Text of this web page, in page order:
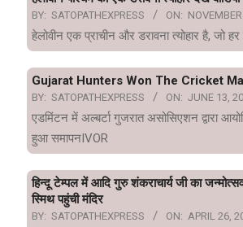
BY: SATOPATHEXPRESS ON:
हेलोवीन एक प्राचीन और डरावना त्योहार है, जो
Gujarat Hunters Won The Cricket
BY: SATOPATHEXPRESS ON: JUNE 13,
एडमिंटन में अल्बर्टा गुजरात असोसिएशन द्वारा
हुआ समापनIVOR
हिन्दू टेम्पल में आदि गुरु शंकराचार्य जी का
स्मिथ पहुंची मंदिर
BY: SATOPATHEXPRESS ON: APRIL 26,